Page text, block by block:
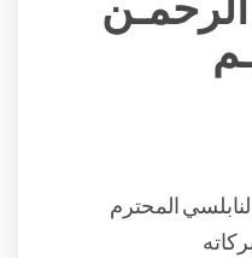
المحترم